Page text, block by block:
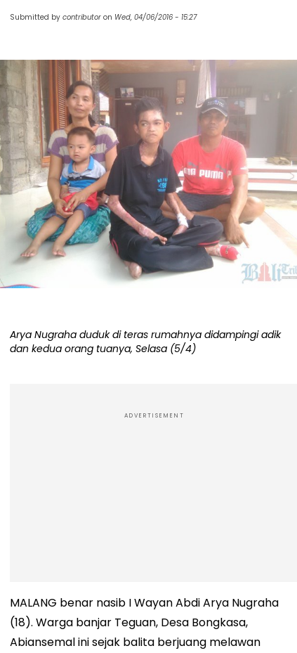
Submitted by contributor on Wed, 04/06/2016 - 15:27
Arya Nugraha duduk di teras rumahnya didampingi adik
dan kedua orang tuanya, Selasa (5/4)
ADVERTISEMENT
MALANG benar nasib I Wayan Abdi Arya Nugraha
(18). Warga banjar Teguan, Desa Bongkasa,
Abiansemal ini sejak balita berjuang melawan